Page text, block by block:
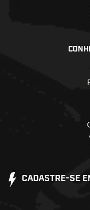
CADASTRE-SE